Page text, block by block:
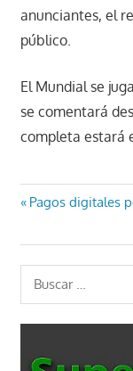
anunciantes, el
público.
El Mundial se
se comentará
completa estará
de
entradas
Entrada
Pagos digitales
Buscar: